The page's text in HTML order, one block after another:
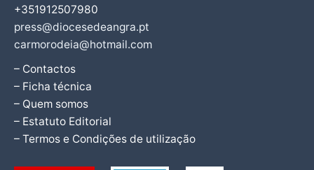
+351912507980
press@diocesedeangra.pt
carmorodeia@hotmail.com
– Contactos
– Ficha técnica
– Quem somos
– Estatuto Editorial
– Termos e Condições de utilização